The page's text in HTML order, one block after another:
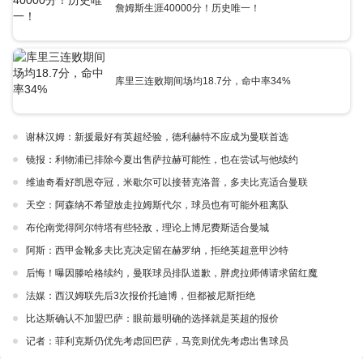
詹姆斯生涯40000分！历史唯一！
库里三连败期间场均18.7分，命中率34%
谢林汉姆：新援最好有英超经验，德利赫特不应成为曼联首选
镜报：利物浦已排除今夏出售萨拉赫可能性，也在尝试与他续约
维迪奇看好凯恩夺冠，米歇尔可以接替克洛普，多夫比克适合曼联
天空：阿森纳不希望放走拉姆斯代尔，球员也有可能外租离队
布伦南觉得阿尔特塔有些轻敌，理论上博尼费斯适合曼城
阿斯：西甲金靴多夫比克决定留在赫罗纳，拒绝英超意甲沙特
后悔！曝因滕哈格续约，曼联球员排队道歉，胖虎拉师傅请求留红魔
法媒：西汉姆联先后3次报价托迪博，但都被尼斯拒绝
比达斯确认不加盟巴萨：眼前最明确的选择就是英超的报价
记者：菲利克斯仍优先考虑回巴萨，马竞则优先考虑出售球员